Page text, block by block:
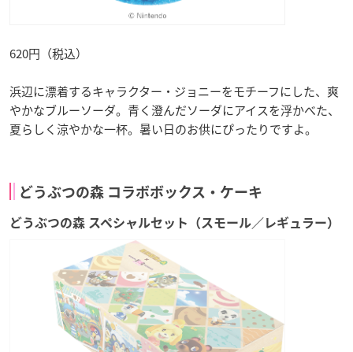
620円（税込）
浜辺に漂着するキャラクター・ジョニーをモチーフにした、爽
やかなブルーソーダ。青く澄んだソーダにアイスを浮かべた、
夏らしく涼やかな一杯。暑い日のお供にぴったりですよ。
どうぶつの森 コラボボックス・ケーキ
どうぶつの森 スペシャルセット（スモール／レギュラー）